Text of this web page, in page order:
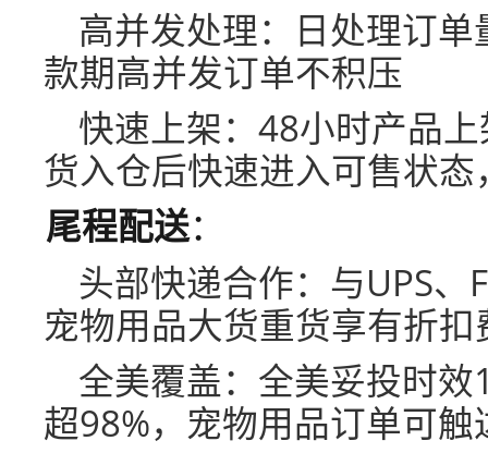
高并发处理：日处理订
款期高并发订单不积压
快速上架：48小时产品
货入仓后快速进入可售状
尾程配送：
头部快递合作：与UPS、
宠物用品大货重货享有折扣
全美覆盖：全美妥投时
超98%，宠物用品订单可